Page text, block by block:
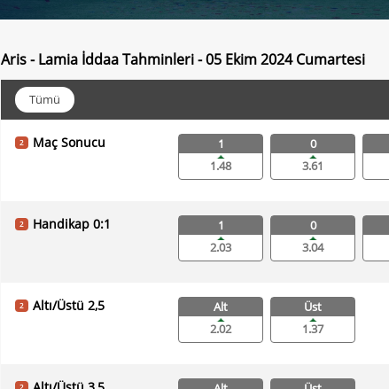
Aris - Lamia İddaa Tahminleri - 05 Ekim 2024 Cumartesi
Tümü
2 Maç Sonucu
1
1.48
0
3.61
2 Handikap 0:1
1
2.03
0
3.04
2 Altı/Üstü 2,5
Alt
2.02
Üst
1.37
2